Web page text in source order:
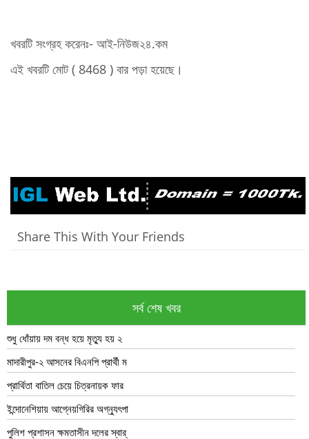
খবরটি সংগ্রহ করেনঃ- আই-নিউজ২৪.কম
এই খবরটি মোট ( 8468 ) বার পড়া হয়েছে।
Share This With Your Friends
সর্ব শেষ খবর
শুধু ধোঁয়ায় দম বন্ধ হয়ে মৃত্যু হয় ২
মাদারীপুর-২ আসনের বিএনপি প্রার্থী ম
প্রার্থিতা বাতিল চেয়ে চিত্রনায়ক ফার
ইন্দোনেশিয়ায় আগ্নেয়গিরির অগ্ন্যুৎপা
পুলিশ প্রশাসন ক্ষমতাসীন দলের স্বার্